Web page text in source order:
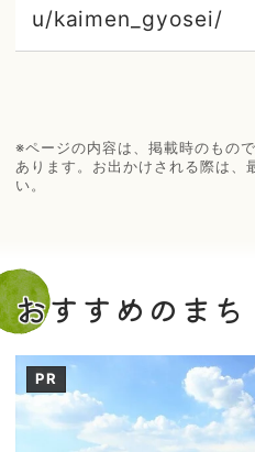
u/kaimen_gyosei/
※ページの内容は、掲載時のもの
あります。お出かけされる際は、
い。
おすすめのまち
PR